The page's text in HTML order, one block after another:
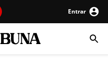
Entrar